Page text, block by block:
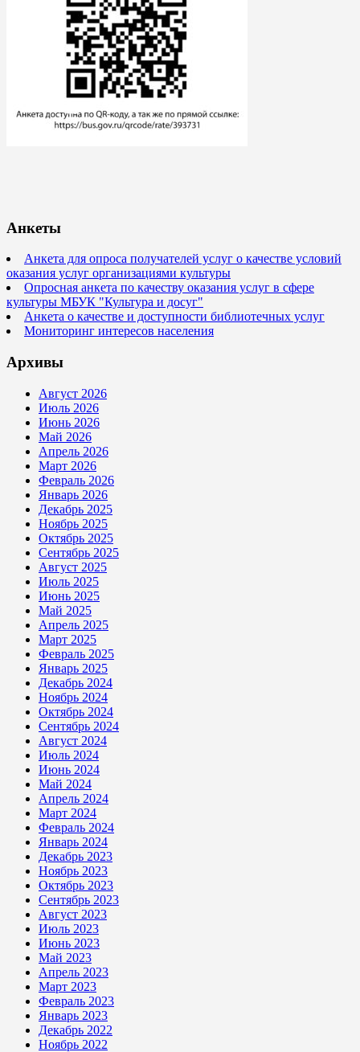
Анкеты
Анкета для опроса получателей услуг о качестве условий
оказания услуг организациями культуры
Опросная анкета по качеству оказания услуг в сфере
культуры МБУК "Культура и досуг"
Анкета о качестве и доступности библиотечных услуг
Мониторинг интересов населения
Архивы
Август 2026
Июль 2026
Июнь 2026
Май 2026
Апрель 2026
Март 2026
Февраль 2026
Январь 2026
Декабрь 2025
Ноябрь 2025
Октябрь 2025
Сентябрь 2025
Август 2025
Июль 2025
Июнь 2025
Май 2025
Апрель 2025
Март 2025
Февраль 2025
Январь 2025
Декабрь 2024
Ноябрь 2024
Октябрь 2024
Сентябрь 2024
Август 2024
Июль 2024
Июнь 2024
Май 2024
Апрель 2024
Март 2024
Февраль 2024
Январь 2024
Декабрь 2023
Ноябрь 2023
Октябрь 2023
Сентябрь 2023
Август 2023
Июль 2023
Июнь 2023
Май 2023
Апрель 2023
Март 2023
Февраль 2023
Январь 2023
Декабрь 2022
Ноябрь 2022